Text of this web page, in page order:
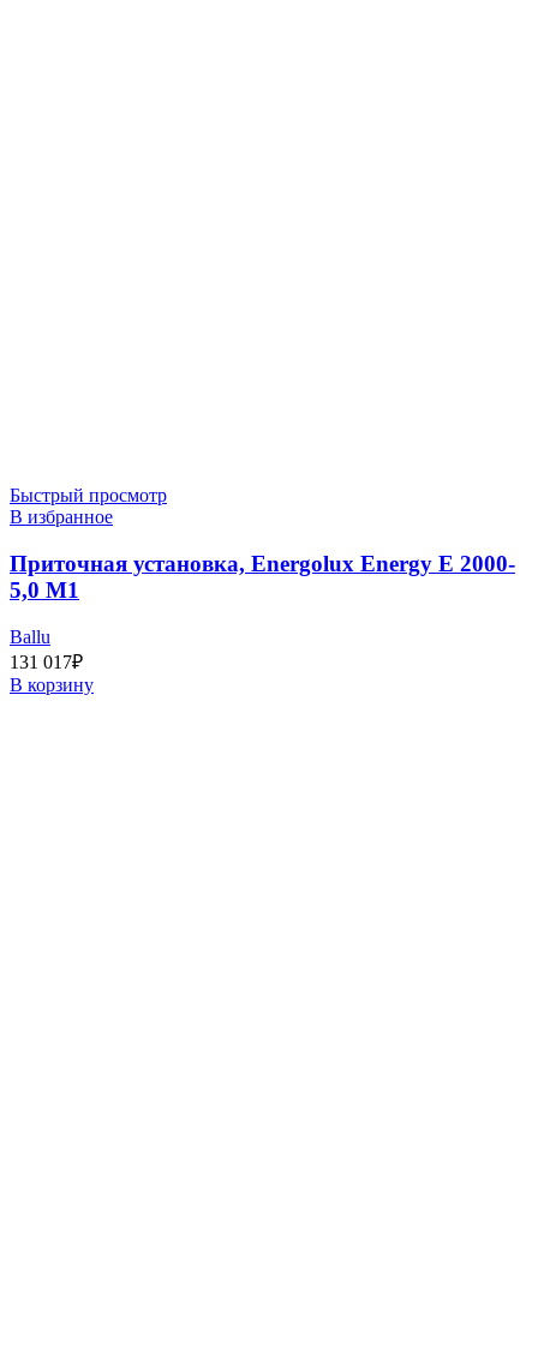
Быстрый просмотр
В избранное
Приточная установка, Energolux Energy E 2000-
5,0 M1
Ballu
131 017₽
В корзину